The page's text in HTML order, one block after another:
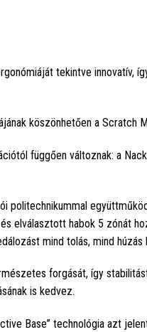
tekintve innovatív,
köszönhetően a Scratch
függően változnak: a
politechnikummal
elválasztott habok 5 zónát
mind tolás, mind húzás
forgását, így
is kedvez.
Base” technológia azt